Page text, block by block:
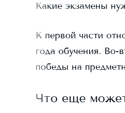
Какие экзамены
К первой части
года обучения. Во-
победы на
Что еще